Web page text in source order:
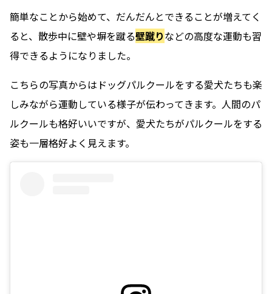
簡単なことから始めて、だんだんとできることが増えてく
ると、散歩中に壁や塀を蹴る壁蹴りなどの高度な運動も習
得できるようになりました。
こちらの写真からはドッグパルクールをする愛犬たちも楽
しみながら運動している様子が伝わってきます。人間のパ
ルクールも格好いいですが、愛犬たちがパルクールをする
姿も一層格好よく見えます。